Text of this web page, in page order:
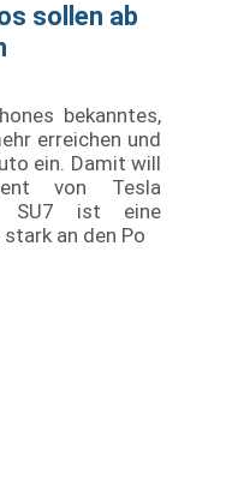
sollen ab
bekanntes,
erreichen und
ein. Damit will
von Tesla
SU7 ist eine
an den Po